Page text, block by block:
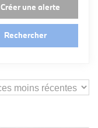
Créer une alerte
Rechercher